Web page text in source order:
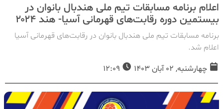
اعلام برنامه مسابقات تیم ملی هندبال بانوان در
بیستمین دوره رقابت‌های قهرمانی آسیا- هند ۲۰۲۴
برنامه مسابقات تیم ملی هندبال بانوان در رقابت‌های قهرمانی آسیا
اعلام شد.
چهارشنبه, 02 آبان 1403